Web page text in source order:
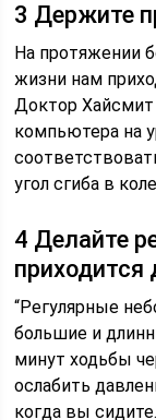
3 Держите
На протяжении
жизни нам
Доктор Хайсмит
компьютера на
угол сгиба в
4 Делайте
приходится
“Регулярные
большие и
минут ходьбы
ослабить
когда вы сидите.